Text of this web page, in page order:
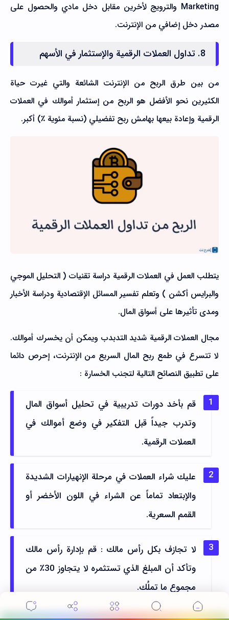
Marketing والترويج لأخرين مقابل دخل مادي والحصول على
مصدر دخل إضافي من الإنترنت.
8. تداول العملات الرقمية والإستثمار في الأسهم
من بين طرق الربح من الإنترنت الشائعة والتي غيرت حياة
الكثيرين نحو الأفضل هو الربح من إستثمار أموالك في العملات
الرقمية وإعادة بيعها بهامش ربح تفضيلي (نسبة مئوية ٪) أكبر.
يتطلب العمل في العملات الرقمية دراسة تقنيات ( التحليل الموجي
والبرايس أكشن ) وتعلم تفسير المسائل الإقتصادية ودراسة الأخبار
ومدى تأثيرها على أسواق المال.
مجال العملات الرقمية شديد التدبدب ويمكن أن يخسرك أموالك.
لا تتسرع في طمع ربح المال السريع من الإنترنت، إحرص دائما
على تطبيق النصائح التالية لتجنب الخسارة :
قم بأخد دورات تدريبية في تحليل أسواق المال
وتدرب جيداً قبل التفكير في وضع أموالك في
العملات الرقمية.
عليك شراء العملات في مرحلة الإنهيارات الشديدة
والإبتعاد تماماً عن الشراء في اللون الأخضر أو
القمم السعرية.
لا تجازف بكل رأس مالك : قم بإدارة رأس مالك
وتأكد أن المبلغ الذي تستثمره لا يتجاوز 30٪ من
مجموع ما تملُك.